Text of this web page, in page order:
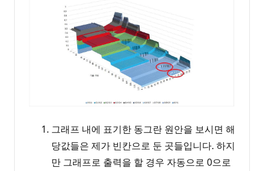
그래프 내에 표기한 동그란 원안을 보시면 해
당값들은 제가 빈칸으로 둔 곳들입니다. 하지
만 그래프로 출력을 할 경우 자동으로 0으로